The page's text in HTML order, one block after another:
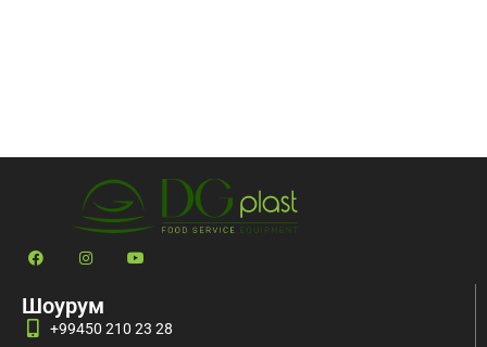
Шоурум
+99450 210 23 28